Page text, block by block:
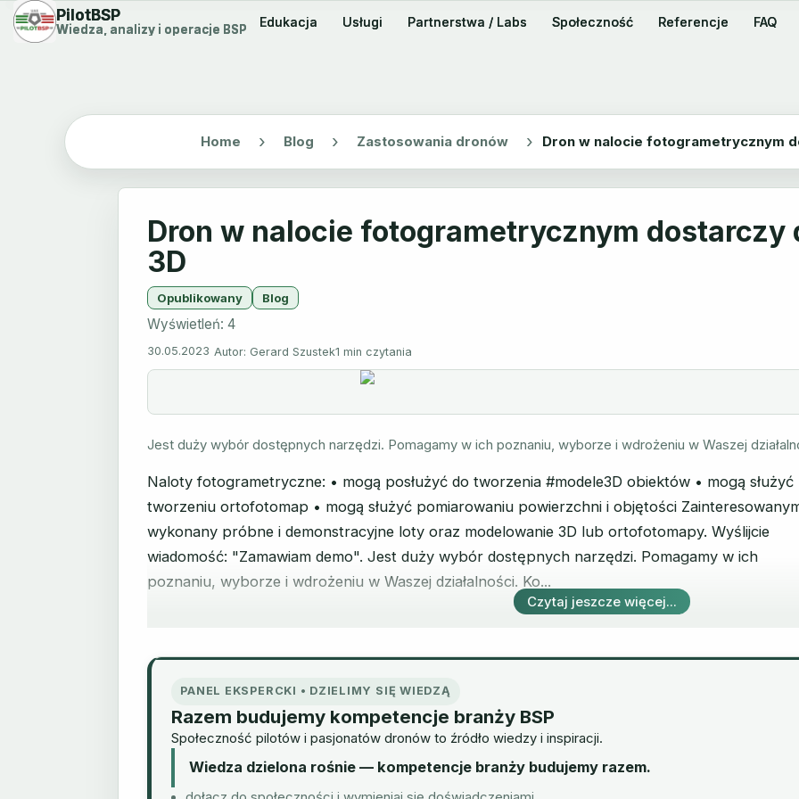
PilotBSP
Wiedza, analizy i operacje BSP
Edukacja Usługi Partnerstwa / Labs Społeczność Referencje FAQ
PilotBSP
Wiedza, analizy i operacje BSP
Edukacja Usługi Partnerstwa / Labs Społeczność Referencje FAQ
Home Blog Zastosowania dronów Dron w nalocie fotogrametrycznym
Dron w nalocie fotogrametrycznym dostarczy
3D
Opublikowany Blog
Wyświetleń: 4
30.05.2023 Autor: Gerard Szustek1 min czytania
Jest duży wybór dostępnych narzędzi. Pomagamy w ich poznaniu, wyborze i wdrożeniu w Waszej
Naloty fotogrametryczne: • mogą posłużyć do tworzenia #modele3D obiektów • mogą służyć
tworzeniu ortofotomap • mogą służyć pomiarowaniu powierzchni i objętości
wykonany próbne i demonstracyjne loty oraz modelowanie 3D lub ortofotomapy. Wyślijcie
wiadomość: "Zamawiam demo". Jest duży wybór dostępnych narzędzi. Pomagamy w ich
poznaniu, wyborze i wdrożeniu w Waszej działalności. Ko...
Czytaj jeszcze więcej...
PANEL EKSPERCKI • DZIELIMY SIĘ WIEDZĄ
Razem budujemy kompetencje branży BSP
Społeczność pilotów i pasjonatów dronów to źródło wiedzy i inspiracji.
Wiedza dzielona rośnie — kompetencje branży budujemy razem.